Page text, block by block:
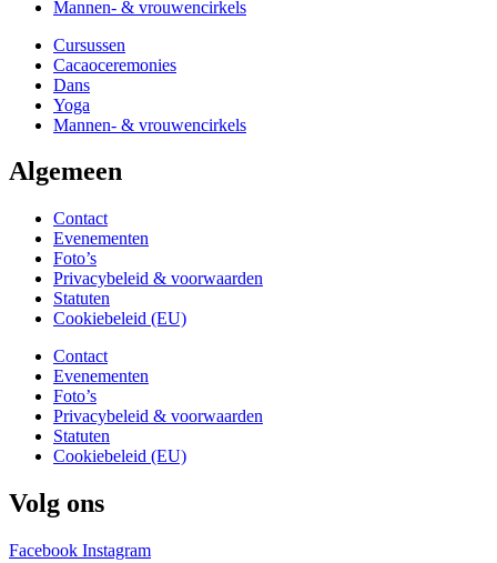
Mannen- & vrouwencirkels
Cursussen
Cacaoceremonies
Dans
Yoga
Mannen- & vrouwencirkels
Algemeen
Contact
Evenementen
Foto’s
Privacybeleid & voorwaarden
Statuten
Cookiebeleid (EU)
Contact
Evenementen
Foto’s
Privacybeleid & voorwaarden
Statuten
Cookiebeleid (EU)
Volg ons
Facebook Instagram